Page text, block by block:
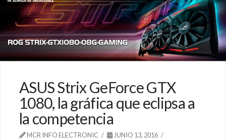
ASUS Strix GeForce GTX
1080, la gráfica que eclipsa a
la competencia
MCR INFO ELECTRONIC
JUNIO 13, 2016